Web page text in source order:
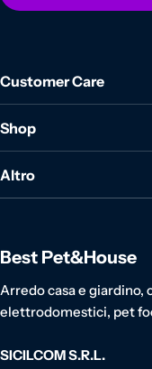
Customer Care
Shop
Altro
Best Pet&House
Arredo casa e giardino,
elettrodomestici, pet
SICILCOM S.R.L.